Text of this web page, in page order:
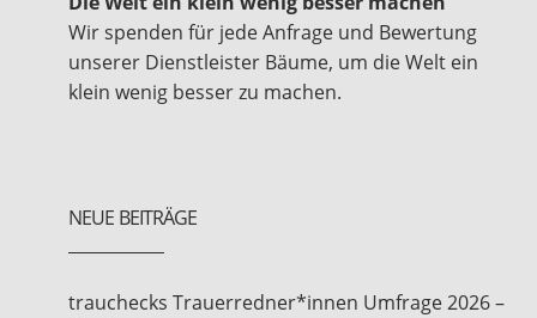
Wir spenden für jede Anfrage und Bewertung
unserer Dienstleister Bäume, um die Welt ein
klein wenig besser zu machen.
NEUE BEITRÄGE
trauchecks Trauerredner*innen Umfrage 2026 –